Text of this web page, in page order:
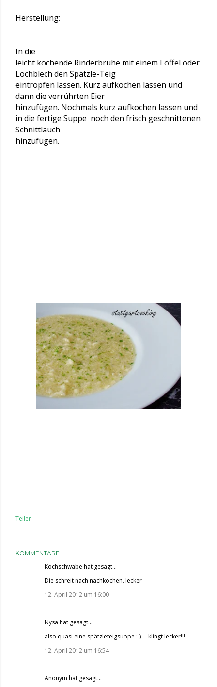
Herstellung:
In die
leicht kochende Rinderbrühe mit einem Löffel oder
Lochblech den Spätzle-Teig
eintropfen lassen. Kurz aufkochen lassen und
dann die verrührten Eier
hinzufügen. Nochmals kurz aufkochen lassen und
in die fertige Suppe noch den frisch geschnittenen
Schnittlauch
hinzufügen.
Teilen
KOMMENTARE
Kochschwabe hat gesagt…
Die schreit nach nachkochen. lecker
12. April 2012 um 16:00
Nysa hat gesagt…
also quasi eine spätzleteigsuppe :-) ... klingt lecker!!!
12. April 2012 um 16:54
Anonym hat gesagt…